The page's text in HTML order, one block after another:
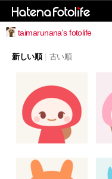
taimarunana's fotolife
新しい順 古い順